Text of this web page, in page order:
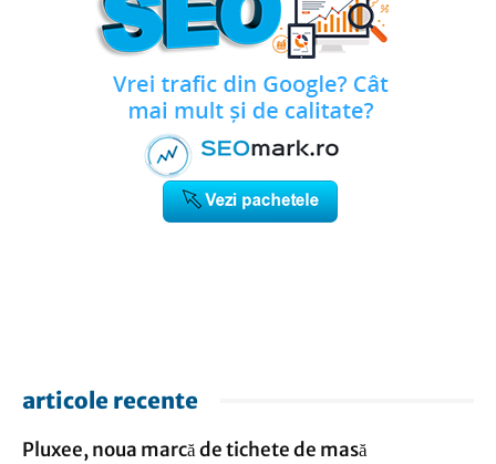
articole recente
Pluxee, noua marcă de tichete de masă